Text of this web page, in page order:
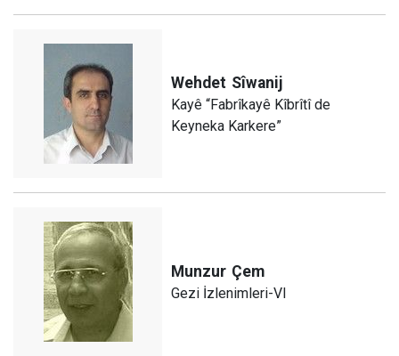
Wehdet Sîwanij
Kayê “Fabrîkayê Kîbrîtî de
Keyneka Karkere”
Munzur Çem
Gezi İzlenimleri-VI